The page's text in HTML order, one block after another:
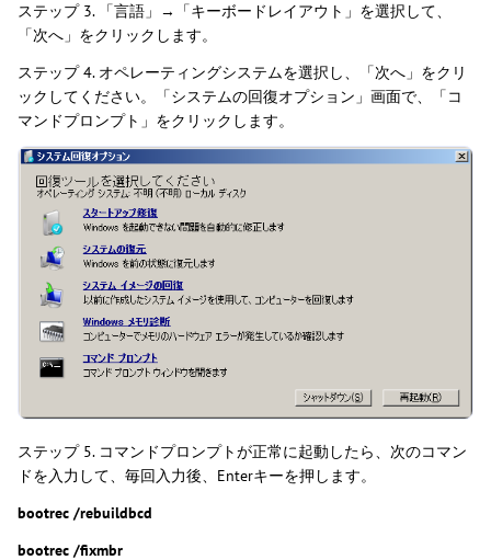
ステップ 3. 「言語」→「キーボードレイアウト」を選択して、
「次へ」をクリックします。
ステップ 4. オペレーティングシステムを選択し、「次へ」をクリ
ックしてください。「システムの回復オプション」画面で、「コ
マンドプロンプト」をクリックします。
ステップ 5. コマンドプロンプトが正常に起動したら、次のコマン
ドを入力して、毎回入力後、Enterキーを押します。
bootrec /rebuildbcd
bootrec /fixmbr